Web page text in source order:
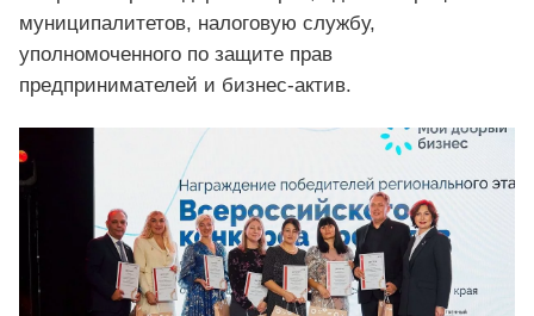
муниципалитетов, налоговую службу,
уполномоченного по защите прав
предпринимателей и бизнес-актив.